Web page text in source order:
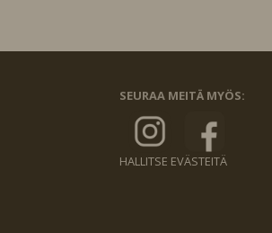
SEURAA MEITÄ MYÖS:
HALLITSE EVÄSTEITÄ